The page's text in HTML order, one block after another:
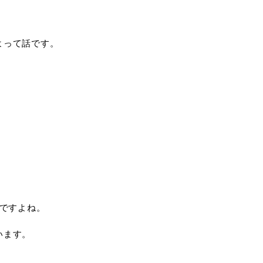
て話です。
すよね。
す。